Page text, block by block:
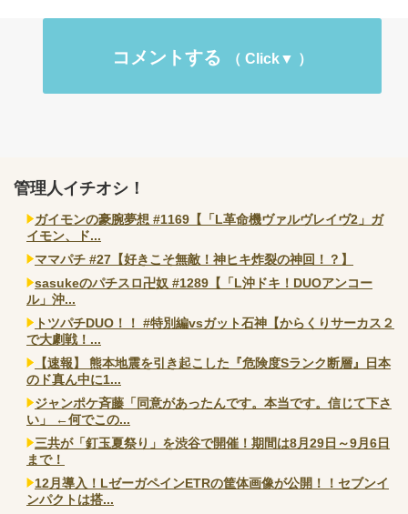
コメントする
管理人イチオシ！
ガイモンの豪腕夢想 #1169【「L革命機ヴァルヴレイヴ2」ガ
イモン、ド...
ママパチ #27【好きこそ無敵！神ヒキ炸裂の神回！？】
sasukeのパチスロ卍奴 #1289【「L沖ドキ！DUOアンコー
ル」沖...
トツパチDUO！！ #特別編vsガット石神【からくりサーカス２
で大劇戦！...
【速報】 熊本地震を引き起こした『危険度Sランク断層』日本
のド真ん中に1...
ジャンポケ斉藤「同意があったんです。本当です。信じて下さ
い」 ←何でこの...
三共が「釘玉夏祭り」を渋谷で開催！期間は8月29日～9月6日
まで！
12月導入！LゼーガペインETRの筐体画像が公開！！セブンイ
ンパクトは搭...